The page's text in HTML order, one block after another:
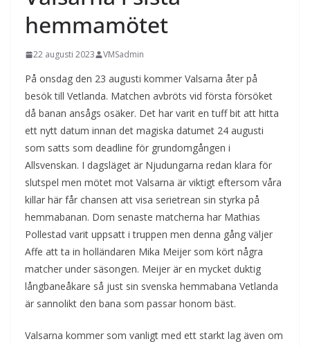
hemmamötet
22 augusti 2023 VMSadmin
På onsdag den 23 augusti kommer Valsarna åter på
besök till Vetlanda. Matchen avbröts vid första försöket
då banan ansågs osäker. Det har varit en tuff bit att hitta
ett nytt datum innan det magiska datumet 24 augusti
som satts som deadline för grundomgången i
Allsvenskan. I dagsläget är Njudungarna redan klara för
slutspel men mötet mot Valsarna är viktigt eftersom våra
killar här får chansen att visa serietrean sin styrka på
hemmabanan. Dom senaste matcherna har Mathias
Pollestad varit uppsatt i truppen men denna gång väljer
Affe att ta in holländaren Mika Meijer som kört några
matcher under säsongen. Meijer är en mycket duktig
långbaneåkare så just sin svenska hemmabana Vetlanda
är sannolikt den bana som passar honom bäst.
Valsarna kommer som vanligt med ett starkt lag även om